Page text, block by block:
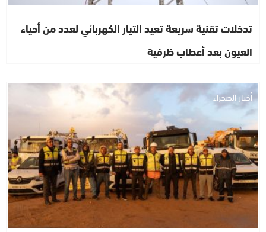
تدخلات تقنية سريعة تعيد التيار الكهربائي لعدد من أحياء
العيون بعد أعطاب ظرفية
أخبار الصحراء